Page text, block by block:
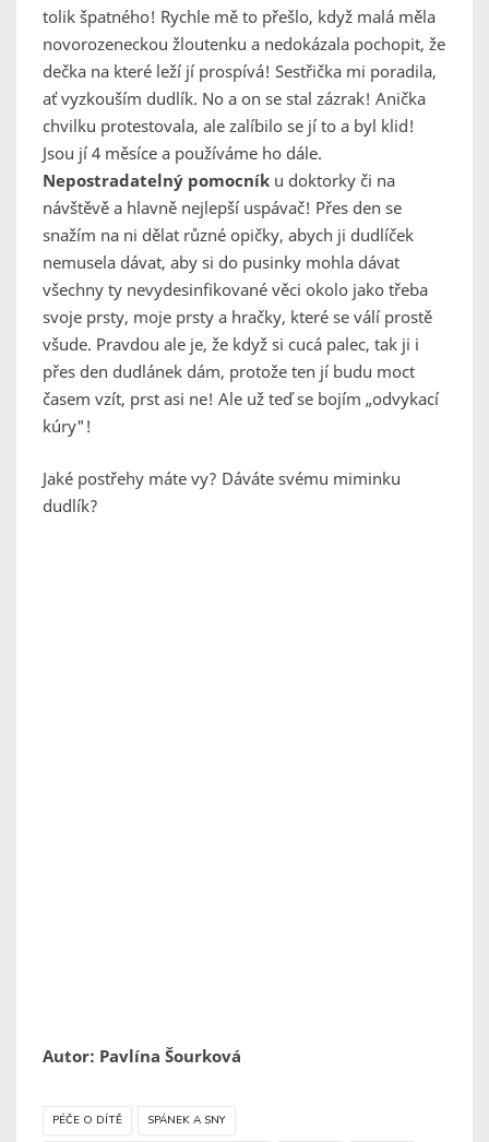
tolik špatného! Rychle mě to přešlo, když malá měla
novorozeneckou žloutenku a nedokázala pochopit, že
dečka na které leží jí prospívá! Sestřička mi poradila,
ať vyzkouším dudlík. No a on se stal zázrak! Anička
chvilku protestovala, ale zalíbilo se jí to a byl klid!
Jsou jí 4 měsíce a používáme ho dále.
Nepostradatelný pomocník u doktorky či na
návštěvě a hlavně nejlepší uspávač! Přes den se
snažím na ni dělat různé opičky, abych ji dudlíček
nemusela dávat, aby si do pusinky mohla dávat
všechny ty nevydesinfikované věci okolo jako třeba
svoje prsty, moje prsty a hračky, které se válí prostě
všude. Pravdou ale je, že když si cucá palec, tak ji i
přes den dudlánek dám, protože ten jí budu moct
časem vzít, prst asi ne! Ale už teď se bojím „odvykací
kúry"!
Jaké postřehy máte vy? Dáváte svému miminku
dudlík?
Autor: Pavlína Šourková
PÉČE O DÍTĚ SPÁNEK A SNY